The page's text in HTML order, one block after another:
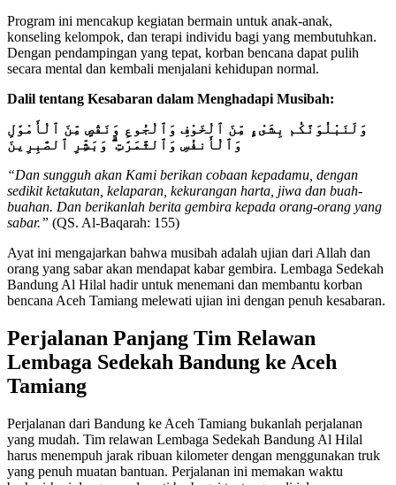
Program ini mencakup kegiatan bermain untuk anak-anak,
konseling kelompok, dan terapi individu bagi yang membutuhkan.
Dengan pendampingan yang tepat, korban bencana dapat pulih
secara mental dan kembali menjalani kehidupan normal.
Dalil tentang Kesabaran dalam Menghadapi Musibah:
وَلَنَبْلُوَنَّكُم بِشَىْءٍ مِّنَ ٱلْخَوْفِ وَٱلْجُوعِ وَنَقْصٍ مِّنَ ٱلْأَمْوَٰلِ
وَٱلْأَنفُسِ وَٱلثَّمَرَٰتِ ۗ وَبَشِّرِ ٱلصَّٰبِرِينَ
“Dan sungguh akan Kami berikan cobaan kepadamu, dengan
sedikit ketakutan, kelaparan, kekurangan harta, jiwa dan buah-
buahan. Dan berikanlah berita gembira kepada orang-orang yang
sabar.” (QS. Al-Baqarah: 155)
Ayat ini mengajarkan bahwa musibah adalah ujian dari Allah dan
orang yang sabar akan mendapat kabar gembira. Lembaga Sedekah
Bandung Al Hilal hadir untuk menemani dan membantu korban
bencana Aceh Tamiang melewati ujian ini dengan penuh kesabaran.
Perjalanan Panjang Tim Relawan
Lembaga Sedekah Bandung ke Aceh
Tamiang
Perjalanan dari Bandung ke Aceh Tamiang bukanlah perjalanan
yang mudah. Tim relawan Lembaga Sedekah Bandung Al Hilal
harus menempuh jarak ribuan kilometer dengan menggunakan truk
yang penuh muatan bantuan. Perjalanan ini memakan waktu